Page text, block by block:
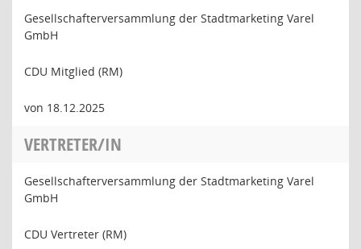
Gesellschafterversammlung der Stadtmarketing Varel
GmbH
CDU Mitglied (RM)
von 18.12.2025
VERTRETER/IN
Gesellschafterversammlung der Stadtmarketing Varel
GmbH
CDU Vertreter (RM)